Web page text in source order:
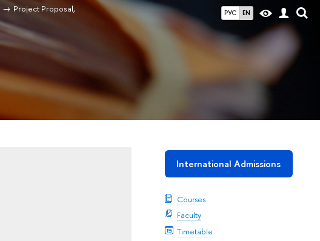
РУС EN
Project Proposal,
International Admissions
Courses
Faculty
Timetable